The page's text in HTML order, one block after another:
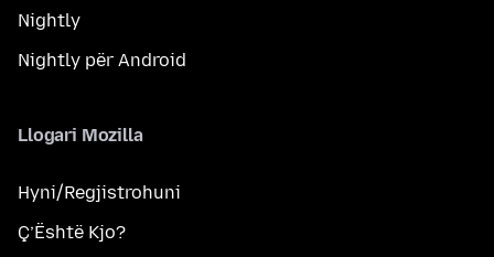
Nightly
Nightly për Android
Llogari Mozilla
Hyni/Regjistrohuni
Ç’Është Kjo?